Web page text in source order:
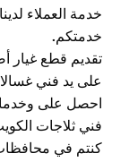
خدمة العملاء
خدمتكم.
تقديم قطع غيار
على يد فني
احصل على
فني ثلاجات
كنتم في